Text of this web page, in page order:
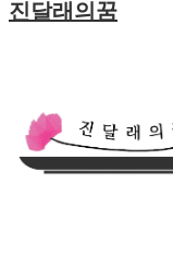
진달래의꿈